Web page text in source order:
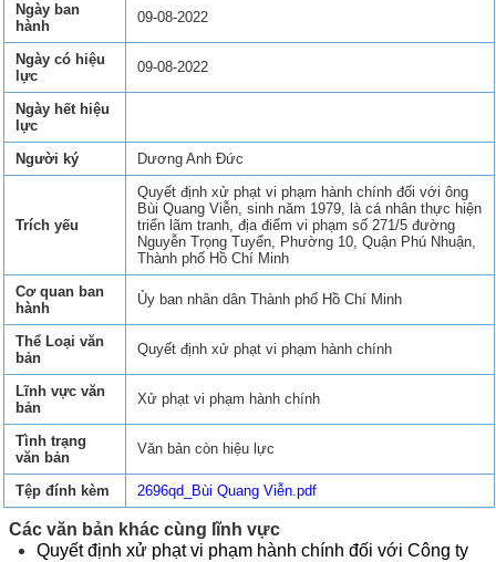
Ngày ban
hành
09-08-2022
Ngày có hiệu
lực
09-08-2022
Ngày hết hiệu
lực
Người ký
Dương Anh Đức
Trích yếu
Quyết định xử phạt vi phạm hành chính đối với ông
Bùi Quang Viễn, sinh năm 1979, là cá nhân thực hiện
triển lãm tranh, địa điểm vi phạm số 271/5 đường
Nguyễn Trọng Tuyển, Phường 10, Quận Phú Nhuận,
Thành phố Hồ Chí Minh
Cơ quan ban
hành
Ủy ban nhân dân Thành phố Hồ Chí Minh
Thể Loại văn
bản
Quyết định xử phạt vi phạm hành chính
Lĩnh vực văn
bản
Xử phạt vi phạm hành chính
Tình trạng
văn bản
Văn bản còn hiệu lực
Tệp đính kèm 2696qd_Bùi Quang Viễn.pdf
Các văn bản khác cùng lĩnh vực
Quyết định xử phạt vi phạm hành chính đối với Công ty